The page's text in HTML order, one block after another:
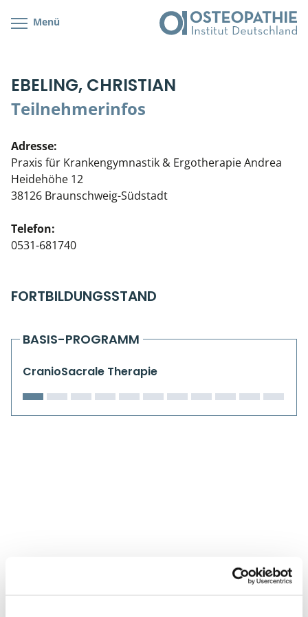
Menü
EBELING, CHRISTIAN
Teilnehmerinfos
Adresse:
Praxis für Krankengymnastik & Ergotherapie Andrea
Heidehöhe 12
38126 Braunschweig-Südstadt
Telefon:
0531-681740
FORTBILDUNGSSTAND
BASIS-PROGRAMM
CranioSacrale Therapie
Cranial/Neurale Osteopathie
Parietale Osteopathie
Viszerale Osteopathie
Klinische & Praktische Kurse
Live Online-Kurse
Kursorte mit Kursangeboten
Bonus-Programm
Veranstaltungsticket DB
Wissenswertes
Teilnehmerliste
Stellenbörse
Soziales Engagement